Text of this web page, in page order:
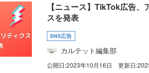
【ニュース】TikTok広告
スを発表
SNS広告
カルテット編集部
公開日:2023年10月16日 更新日: